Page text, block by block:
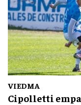
VIEDMA
Cipolletti